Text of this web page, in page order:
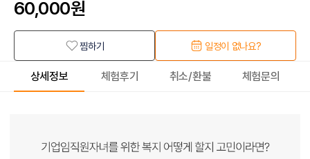
60,000원
찜하기 일정이 없나요?
상세정보 체험후기 취소/환불 체험문의